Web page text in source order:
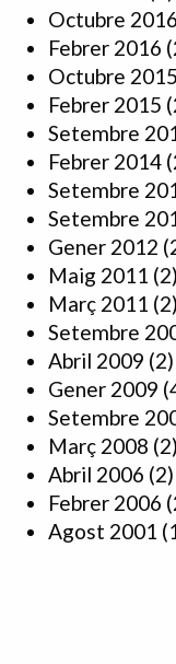
Octubre 2016
Febrer 2016
Octubre 2015
Febrer 2015
Setembre
Febrer 2014
Setembre
Setembre
Gener 2012
Maig 2011 (2)
Març 2011 (2)
Setembre
Abril 2009 (2)
Gener 2009
Setembre
Març 2008 (2)
Abril 2006 (2)
Febrer 2006
Agost 2001